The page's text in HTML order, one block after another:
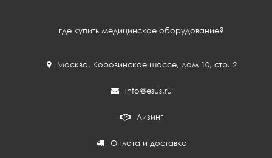
где купить медицинское оборудование?
Москва, Коровинское шоссе, дом 10, стр. 2
info@esus.ru
Лизинг
Оплата и доставка